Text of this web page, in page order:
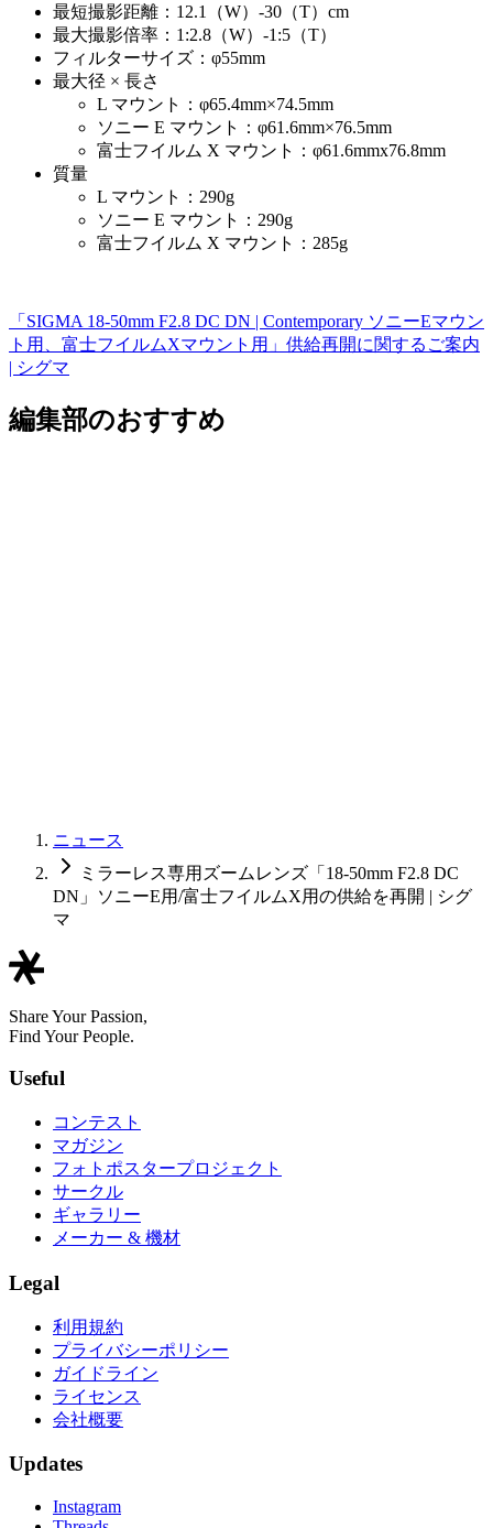
最短撮影距離：12.1（W）-30（T）cm
最大撮影倍率：1:2.8（W）-1:5（T）
フィルターサイズ：φ55mm
最大径 × 長さ
L マウント：φ65.4mm×74.5mm
ソニー E マウント：φ61.6mm×76.5mm
富士フイルム X マウント：φ61.6mmx76.8mm
質量
L マウント：290g
ソニー E マウント：290g
富士フイルム X マウント：285g
「SIGMA 18-50mm F2.8 DC DN | Contemporary ソニーEマウン
ト用、富士フイルムXマウント用」供給再開に関するご案内
| シグマ
編集部のおすすめ
ニュース
ミラーレス専用ズームレンズ「18-50mm F2.8 DC
DN」ソニーE用/富士フイルムX用の供給を再開 | シグ
マ
Share Your Passion,
Find Your People.
Useful
コンテスト
マガジン
フォトポスタープロジェクト
サークル
ギャラリー
メーカー & 機材
Legal
利用規約
プライバシーポリシー
ガイドライン
ライセンス
会社概要
Updates
Instagram